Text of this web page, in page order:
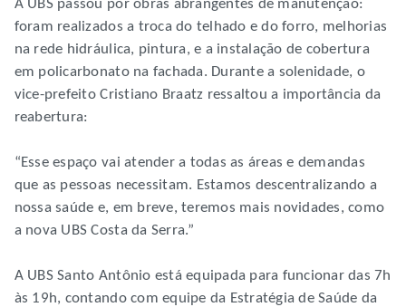
A UBS passou por obras abrangentes de manutenção:
foram realizados a troca do telhado e do forro, melhorias
na rede hidráulica, pintura, e a instalação de cobertura
em policarbonato na fachada. Durante a solenidade, o
vice-prefeito Cristiano Braatz ressaltou a importância da
reabertura:
“Esse espaço vai atender a todas as áreas e demandas
que as pessoas necessitam. Estamos descentralizando a
nossa saúde e, em breve, teremos mais novidades, como
a nova UBS Costa da Serra.”
A UBS Santo Antônio está equipada para funcionar das 7h
às 19h, contando com equipe da Estratégia de Saúde da